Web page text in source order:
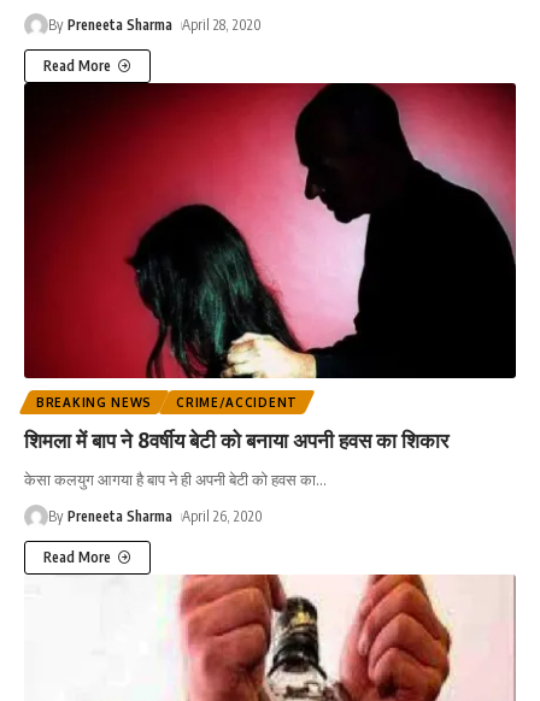
By Preneeta Sharma April 28, 2020
Read More
BREAKING NEWS CRIME/ACCIDENT
शिमला में बाप ने 8वर्षीय बेटी को बनाया अपनी हवस का शिकार
केसा कलयुग आगया है बाप ने ही अपनी बेटी को हवस का…
By Preneeta Sharma April 26, 2020
Read More